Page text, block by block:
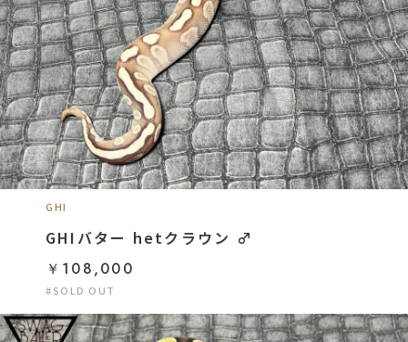
GHI
GHIバター hetクラウン ♂
￥108,000
#SOLD OUT